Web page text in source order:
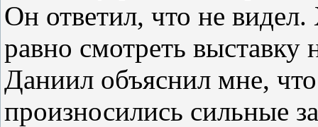
Он ответил, что не
равно смотреть
Даниил объяснил мне,
произносились сильные